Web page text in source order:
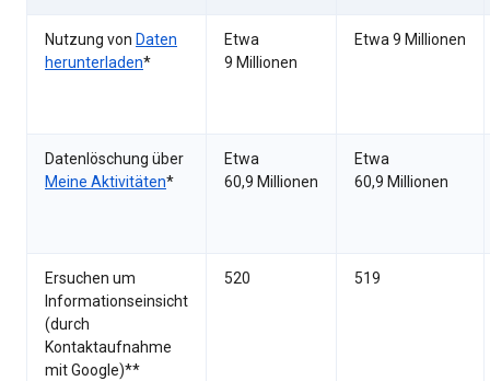
Nutzung von Daten
herunterladen*
Etwa
9 Millionen
Etwa 9 Millionen
Datenlöschung über
Meine Aktivitäten*
Etwa
60,9 Millionen
Etwa
60,9 Millionen
Ersuchen um
Informationseinsicht
(durch
Kontaktaufnahme
mit Google)**
520 519